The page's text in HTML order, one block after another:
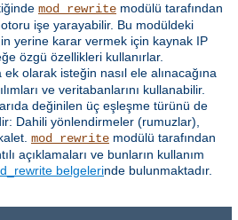
mod_rewrite modülü tarafından
işe yarayabilir. Bu modüldeki
yerine karar vermek için kaynak IP
özgü özellikleri kullanırlar.
olarak isteğin nasıl ele alınacağına
ve veritabanlarını kullanabilir.
değinilen üç eşleşme türünü de
Dahili yönlendirmeler (rumuzlar),
mod_rewrite modülü tarafından
açıklamaları ve bunların kullanım
belgelerinde bulunmaktadır.